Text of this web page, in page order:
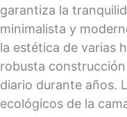
garantiza la
minimalista y
la estética de varias
robusta
diario durante años.
ecológicos de la